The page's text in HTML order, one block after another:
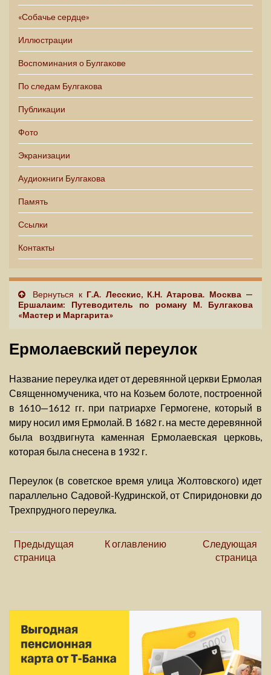
«Собачье сердце»
Иллюстрации
Воспоминания о Булгакове
По следам Булгакова
Публикации
Фото
Экранизации
Аудиокниги Булгакова
Память
Ссылки
Контакты
Вернуться к Г.А. Лесскис, К.Н. Атарова. Москва —
Ершалаим: Путеводитель по роману М. Булгакова
«Мастер и Маргарита»
Ермолаевский переулок
Название переулка идет от деревянной церкви Ермолая
Священномученика, что на Козьем болоте, построенной
в 1610—1612 гг. при патриархе Гермогене, который в
миру носил имя Ермолай. В 1682 г. на месте деревянной
была воздвигнута каменная Ермолаевская церковь,
которая была снесена в 1932 г.
Переулок (в советское время улица Жолтовского) идет
параллельно Садовой-Кудринской, от Спиридоновки до
Трехпрудного переулка.
Предыдущая
страница
К оглавлению
Следующая
страница